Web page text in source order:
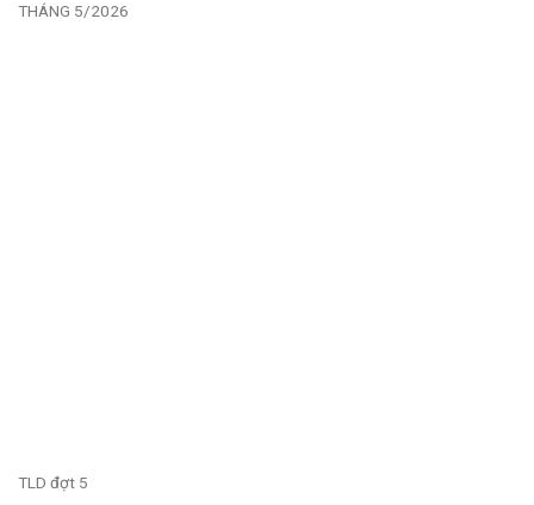
THÁNG 5/2026
TLD đợt 5